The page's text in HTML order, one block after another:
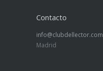
Contacto
info@clubdellector.com
Madrid